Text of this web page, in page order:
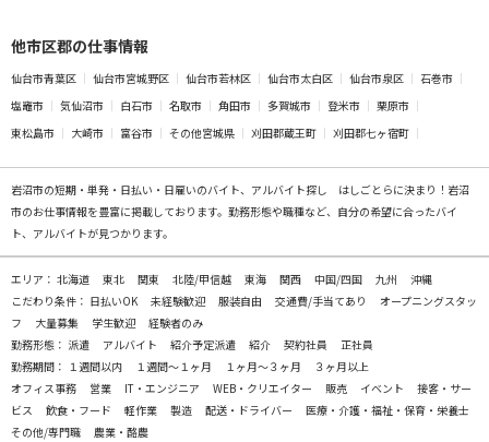
他市区郡の仕事情報
仙台市青葉区 仙台市宮城野区 仙台市若林区 仙台市太白区 仙台市泉区
石巻市
塩竈市
気仙沼市 白石市 名取市 角田市 多賀城市 登米市
栗原市
東松島市
大崎市 富谷市 その他宮城県 刈田郡蔵王町 刈田郡七ヶ宿町
岩沼市の短期・単発・日払い・日雇いのバイト、アルバイト探し
はしごとらに決まり！岩沼
市のお仕事情報を豊富に掲載しております。勤務形態や職種など、自分の希望に合ったバイ
ト、アルバイトが見つかります。
エリア： 北海道 東北 関東 北陸/甲信越 東海 関西 中国/四国 九州
沖縄
こだわり条件： 日払いOK 未経験歓迎 服装自由 交通費/手当てあり
オープニングスタッ
フ
大量募集 学生歓迎
経験者のみ
勤務形態： 派遣 アルバイト 紹介予定派遣 紹介 契約社員
正社員
勤務期間： １週間以内 １週間～１ヶ月 １ヶ月～３ヶ月
３ヶ月以上
オフィス事務
営業 IT・エンジニア WEB・クリエイター 販売 イベント
接客・サー
ビス
飲食・フード 軽作業 製造 配送・ドライバー
医療・介護・福祉・保育・栄養士
その他/専門職
農業・酪農